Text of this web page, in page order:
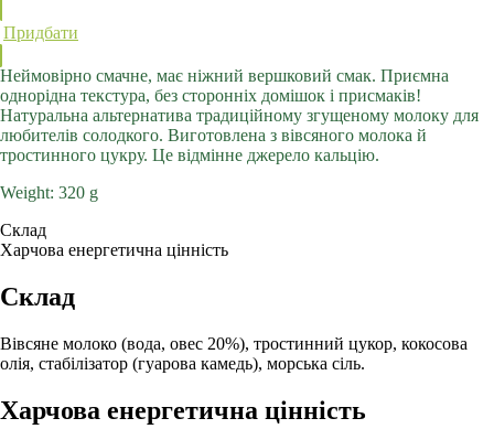
Придбати
Неймовірно смачне, має ніжний вершковий смак. Приємна
однорідна текстура, без сторонніх домішок і присмаків!
Натуральна альтернатива традиційному згущеному молоку для
любителів солодкого. Виготовлена з вівсяного молока й
тростинного цукру. Це відмінне джерело кальцію.
Weight: 320 g
Склад
Харчова енергетична цінність
Склад
Вівсяне молоко (вода, овес 20%), тростинний цукор, кокосова
олія, стабілізатор (гуарова камедь), морська сіль.
Харчова енергетична цінність